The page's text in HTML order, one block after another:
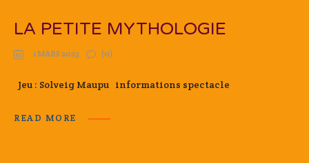
LA PETITE MYTHOLOGIE
1 MARS 2023 (0)
Jeu : Solveig Maupu informations spectacle
READ MORE